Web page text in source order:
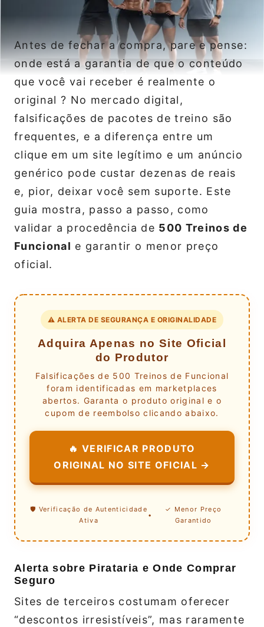
Antes de fechar a compra, pare e pense:
onde está a garantia de que o conteúdo
que você vai receber é realmente o
original ? No mercado digital,
falsificações de pacotes de treino são
frequentes, e a diferença entre um
clique em um site legítimo e um anúncio
genérico pode custar dezenas de reais
e, pior, deixar você sem suporte. Este
guia mostra, passo a passo, como
validar a procedência de 500 Treinos de
Funcional e garantir o menor preço
oficial.
⚠️ ALERTA DE SEGURANÇA E ORIGINALIDADE
Adquira Apenas no Site Oficial
do Produtor
Falsificações de 500 Treinos de Funcional
foram identificadas em marketplaces
abertos. Garanta o produto original e o
cupom de reembolso clicando abaixo.
🔥 VERIFICAR PRODUTO
ORIGINAL NO SITE OFICIAL →
🛡️ Verificação de Autenticidade
Ativa
•
✓ Menor Preço
Garantido
Alerta sobre Pirataria e Onde Comprar
Seguro
Sites de terceiros costumam oferecer
“descontos irresistíveis”, mas raramente